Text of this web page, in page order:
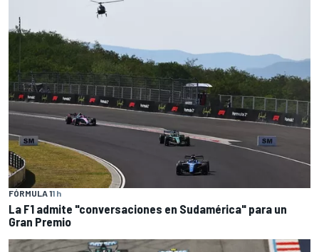
FÓRMULA 11 h
La F1 admite "conversaciones en Sudamérica" para un
Gran Premio